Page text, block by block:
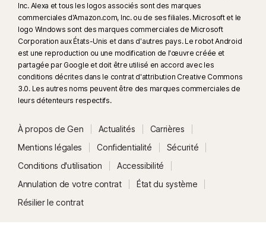
Inc. Alexa et tous les logos associés sont des marques
commerciales d'Amazon.com, Inc. ou de ses filiales. Microsoft et le
logo Windows sont des marques commerciales de Microsoft
Corporation aux États-Unis et dans d'autres pays. Le robot Android
est une reproduction ou une modification de l'œuvre créée et
partagée par Google et doit être utilisé en accord avec les
conditions décrites dans le contrat d'attribution Creative Commons
3.0. Les autres noms peuvent être des marques commerciales de
leurs détenteurs respectifs.
À propos de Gen Actualités
Carrières
Mentions légales
Confidentialité
Sécurité
Conditions d'utilisation
Accessibilité
Annulation de votre contrat
État du système
Résilier le contrat